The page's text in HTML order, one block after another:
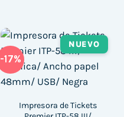
-17%
NUEVO
Impresora de Tickets